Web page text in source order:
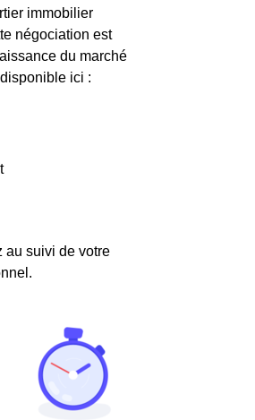
immobilier
négociation est
du marché
ici :
au suivi de votre